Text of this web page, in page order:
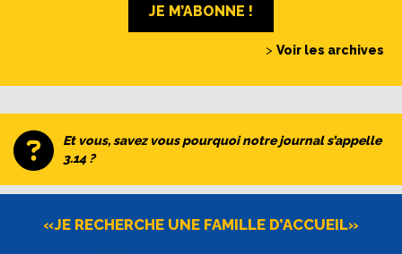
JE M’ABONNE !
> Voir les archives
Et vous, savez vous pourquoi notre journal s’appelle
3.14 ?
«JE RECHERCHE UNE FAMILLE D’ACCUEIL»